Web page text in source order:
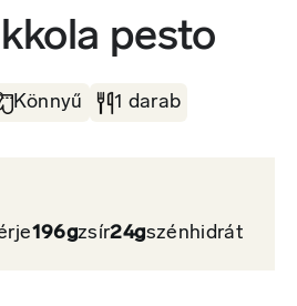
pesto
Könnyű 1 darab
196gzsír24gszénhidrát